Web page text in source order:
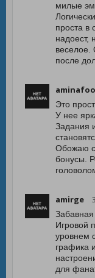
милые
проста в
надоест,
веселое.
после
aminafoo
Это
У нее
Задания
Обожаю
бонусы.
amirge
Игровой
уровнем
графика
для